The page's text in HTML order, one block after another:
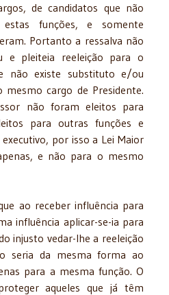
de candidatos que não
funções, e somente
Portanto a ressalva não
e pleiteia reeleição para o
não existe substituto e/ou
mesmo cargo de Presidente.
não foram eleitos para
para outras funções e
por isso a Lei Maior
e não para o mesmo
ao receber influência para
influência aplicar-se-ia para
injusto vedar-lhe a reeleição
seria da mesma forma ao
para a mesma função. O
aqueles que já têm